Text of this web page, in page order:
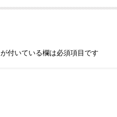
が付いている欄は必須項目です